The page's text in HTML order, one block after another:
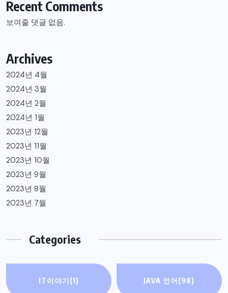
Recent Comments
보여줄 댓글 없음.
Archives
2024년 4월
2024년 3월
2024년 2월
2024년 1월
2023년 12월
2023년 11월
2023년 10월
2023년 9월
2023년 8월
2023년 7월
Categories
IT이야기(1) JAVA 언어(98)